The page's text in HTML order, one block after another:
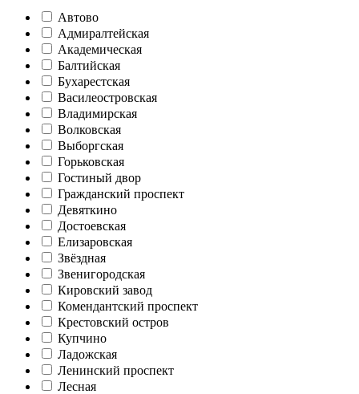
Автово
Адмиралтейская
Академическая
Балтийская
Бухарестская
Василеостровская
Владимирская
Волковская
Выборгская
Горьковская
Гостиный двор
Гражданский проспект
Девяткино
Достоевская
Елизаровская
Звёздная
Звенигородская
Кировский завод
Комендантский проспект
Крестовский остров
Купчино
Ладожская
Ленинский проспект
Лесная